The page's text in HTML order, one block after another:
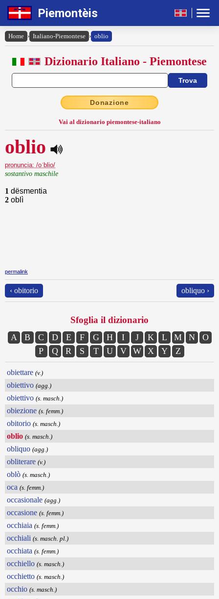
Piemontèis
Home › Italiano-Piemontese › oblio
Dizionario Italiano - Piemontese
Donazione
Vai al dizionario piemontese-italiano
oblio
pronuncia: /oˈblio/
sostantivo maschile
1 dësmentia
2 oblì
permalink
‹ obitorio obliquo ›
Sfoglia il dizionario
A B C D E F G H I J K L M N
O
P
Q R S T U V W X Y Z
obiettare (v.)
obiettivo (agg.)
obiettivo (s. masch.)
obiezione (s. femm.)
obitorio (s. masch.)
oblio (s. masch.)
obliquo (agg.)
obliterare (v.)
oblò (s. masch.)
oca (s. femm.)
occasionale (agg.)
occasione (s. femm.)
occhiaia (s. femm.)
occhiali (s. masch. pl.)
occhiata (s. femm.)
occhiello (s. masch.)
occhietto (s. masch.)
occhio (s. masch.)